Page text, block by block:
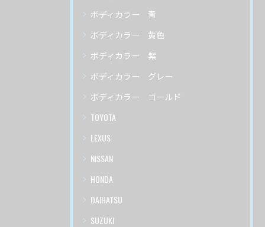
ボディカラー 青
ボディカラー 黄色
ボディカラー 紫
ボディカラー グレー
ボディカラー ゴールド
TOYOTA
LEXUS
NISSAN
HONDA
DAIHATSU
SUZUKI